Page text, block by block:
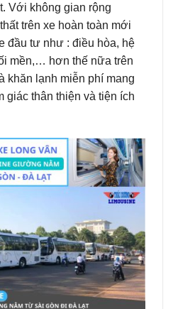
Với không gian rộng
trên xe hoàn toàn mới
đầu tư như : điều hòa, hệ
mền,… hơn thế nữa trên
khăn lạnh miễn phí mang
giác thân thiện và tiện ích